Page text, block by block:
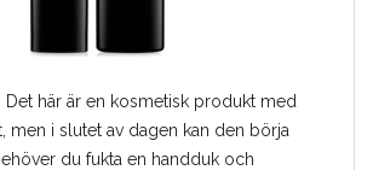
Det här är en kosmetisk produkt med
men i slutet av dagen kan den börja
du fukta en handduk och